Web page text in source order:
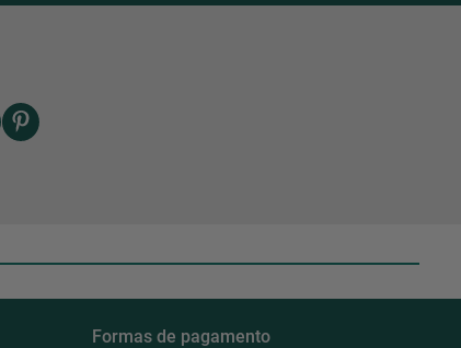
Formas de pagamento